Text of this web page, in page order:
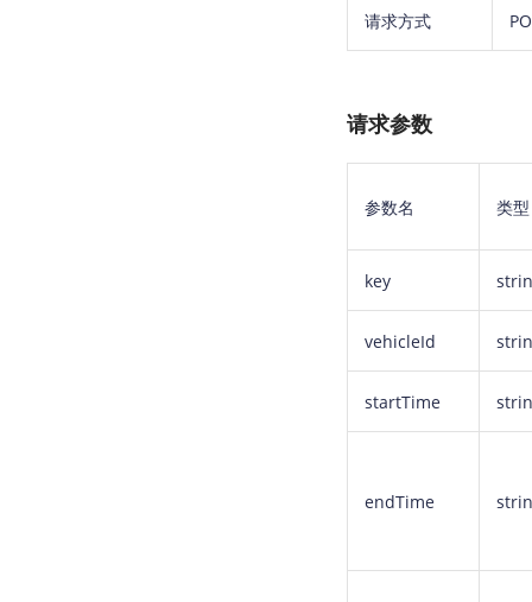
请求方式
请求参数
参数名 类
key
vehicleId
startTime
endTime